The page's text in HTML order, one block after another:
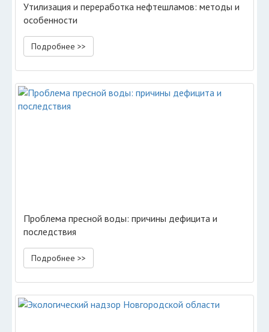
Утилизация и переработка нефтешламов: методы и
особенности
Подробнее >>
Проблема пресной воды: причины дефицита и
последствия
Подробнее >>